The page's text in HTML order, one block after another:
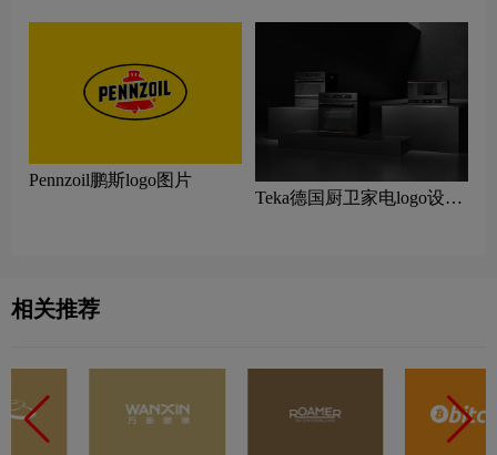
品牌理念
Pennzoil鹏斯logo图片
Teka‌‌德国‌‌厨卫家电logo设计
相关推荐